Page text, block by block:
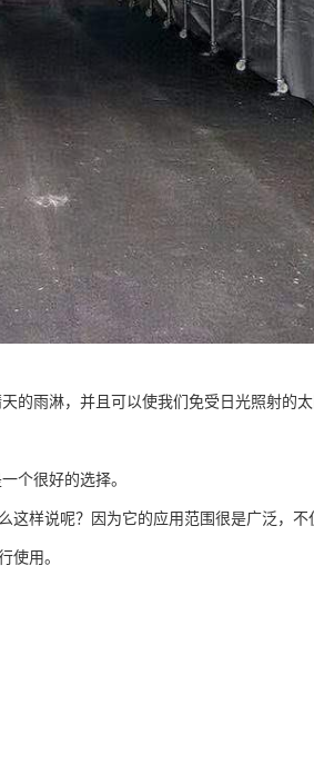
的雨淋，并且可以使我们免受日光照射的
个很好的选择。
这样说呢？因为它的应用范围很是广泛，不
使用。